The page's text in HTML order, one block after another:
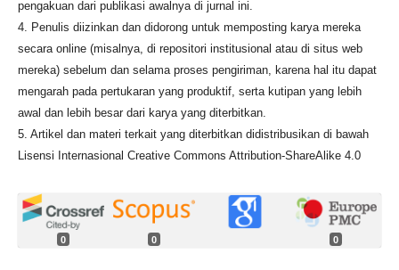
pengakuan dari publikasi awalnya di jurnal ini.
4. Penulis diizinkan dan didorong untuk memposting karya mereka
secara online (misalnya, di repositori institusional atau di situs web
mereka) sebelum dan selama proses pengiriman, karena hal itu dapat
mengarah pada pertukaran yang produktif, serta kutipan yang lebih
awal dan lebih besar dari karya yang diterbitkan.
5. Artikel dan materi terkait yang diterbitkan didistribusikan di bawah
Lisensi Internasional Creative Commons Attribution-ShareAlike 4.0
0 0 0